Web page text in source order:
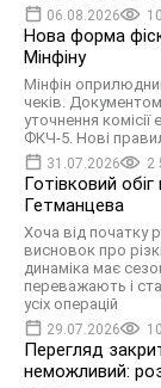
06.08.2026
Нова форма
Мінфіну
Мінфін
чекiв.
уточнення комiсiї
ФКЧ-5. Нові
31.07.2026 2
Готівковий
Гетманцева
Хоча від початку
висновок про
динаміка має
переважають і
усіх операцій
29.07.2026
Перегляд
неможливий: